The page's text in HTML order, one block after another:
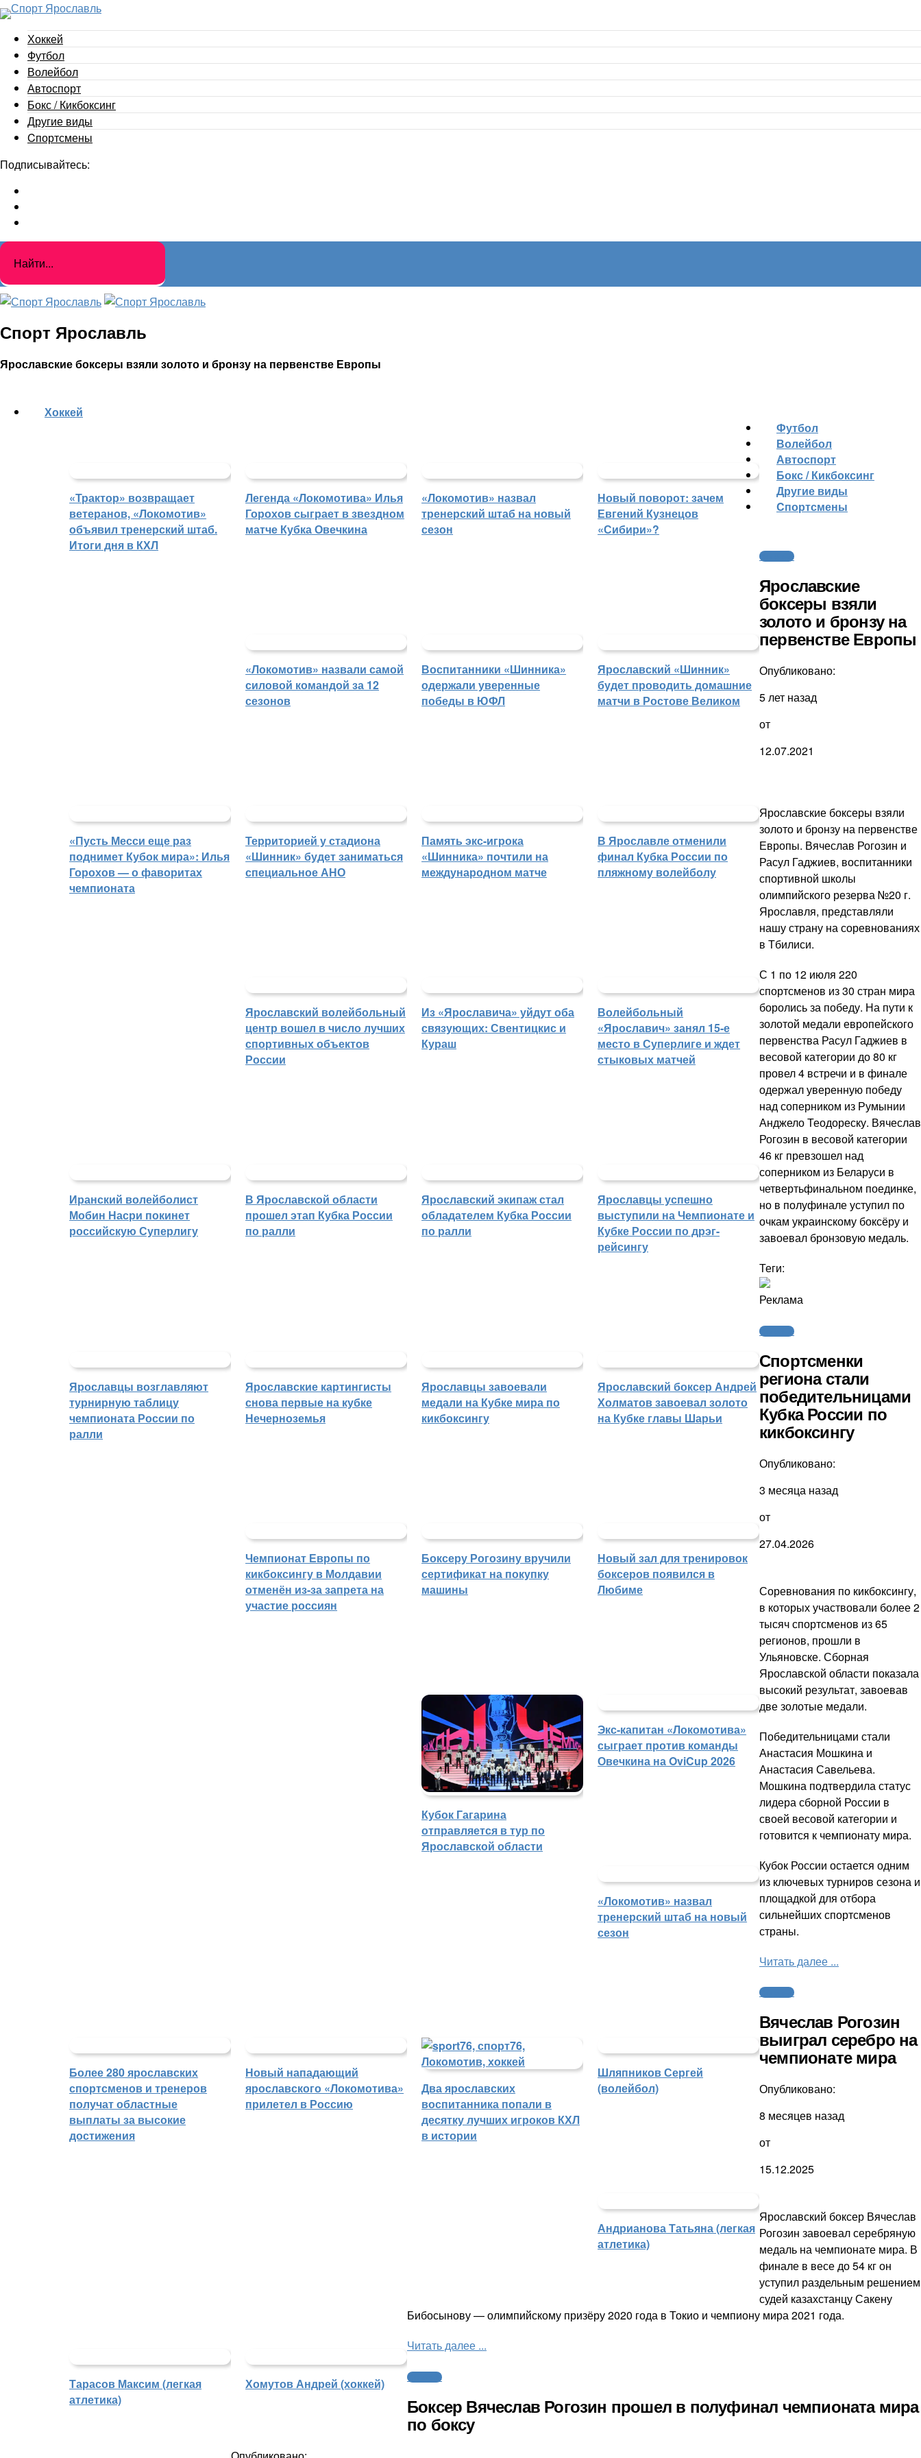
Хоккей
Футбол
Волейбол
Автоспорт
Бокс / Кикбоксинг
Другие виды
Cпортсмены
Подписывайтесь:
Спорт Ярославль
Ярославские боксеры взяли золото и бронзу на первенстве Европы
Хоккей
«Трактор» возвращает
ветеранов, «Локомотив»
объявил тренерский штаб.
Итоги дня в КХЛ
Легенда «Локомотива» Илья
Горохов сыграет в звездном
матче Кубка Овечкина
«Локомотив» назвал
тренерский штаб на новый
сезон
Новый поворот: зачем
Евгений Кузнецов
«Сибири»?
«Локомотив» назвали самой
силовой командой за 12
сезонов
Футбол
Воспитанники «Шинника»
одержали уверенные
победы в ЮФЛ
Ярославский «Шинник»
будет проводить домашние
матчи в Ростове Великом
«Пусть Месси еще раз
поднимет Кубок мира»: Илья
Горохов — о фаворитах
чемпионата
Территорией у стадиона
«Шинник» будет заниматься
специальное АНО
Память экс-игрока
«Шинника» почтили на
международном матче
Волейбол
В Ярославле отменили
финал Кубка России по
пляжному волейболу
Ярославский волейбольный
центр вошел в число лучших
спортивных объектов
России
Из «Ярославича» уйдут оба
связующих: Свентицкис и
Кураш
Волейбольный
«Ярославич» занял 15-е
место в Суперлиге и ждет
стыковых матчей
Иранский волейболист
Мобин Насри покинет
российскую Суперлигу
Автоспорт
В Ярославской области
прошел этап Кубка России
по ралли
Ярославский экипаж стал
обладателем Кубка России
по ралли
Ярославцы успешно
выступили на Чемпионате и
Кубке России по дрэг-
рейсингу
Ярославцы возглавляют
турнирную таблицу
чемпионата России по
ралли
Ярославские картингисты
снова первые на кубке
Нечерноземья
Бокс / Кикбоксинг
Ярославцы завоевали
медали на Кубке мира по
кикбоксингу
Ярославский боксер Андрей
Холматов завоевал золото
на Кубке главы Шарьи
Чемпионат Европы по
кикбоксингу в Молдавии
отменён из-за запрета на
участие россиян
Боксеру Рогозину вручили
сертификат на покупку
машины
Новый зал для тренировок
боксеров появился в
Любиме
Другие виды
Кубок Гагарина
отправляется в тур по
Ярославской области
Экс-капитан «Локомотива»
сыграет против команды
Овечкина на OviCup 2026
«Локомотив» назвал
тренерский штаб на новый
сезон
Более 280 ярославских
спортсменов и тренеров
получат областные
выплаты за высокие
достижения
Новый нападающий
ярославского «Локомотива»
прилетел в Россию
Cпортсмены
Два ярославских
воспитанника попали в
десятку лучших игроков КХЛ
в истории
Шляпников Сергей
(волейбол)
Андрианова Татьяна (легкая
атлетика)
Тарасов Максим (легкая
атлетика)
Хомутов Андрей (хоккей)
Силовые
Ярославские
боксеры взяли
золото и бронзу на
первенстве Европы
Опубликовано:
5 лет назад
от
12.07.2021
Ярославские боксеры взяли
золото и бронзу на первенстве
Европы. Вячеслав Рогозин и
Расул Гаджиев, воспитанники
спортивной школы
олимпийского резерва №20 г.
Ярославля, представляли
нашу страну на соревнованиях
в Тбилиси.
С 1 по 12 июля 220
спортсменов из 30 стран мира
боролись за победу. На пути к
золотой медали европейского
первенства Расул Гаджиев в
весовой категории до 80 кг
провел 4 встречи и в финале
одержал уверенную победу
над соперником из Румынии
Анджело Теодореску. Вячеслав
Рогозин в весовой категории
46 кг превзошел над
соперником из Беларуси в
четвертьфинальном поединке,
но в полуфинале уступил по
очкам украинскому боксёру и
завоевал бронзовую медаль.
Теги:
Реклама
Силовые
Спортсменки
региона стали
победительницами
Кубка России по
кикбоксингу
Опубликовано:
3 месяца назад
от
27.04.2026
Соревнования по кикбоксингу,
в которых участвовали более 2
тысяч спортсменов из 65
регионов, прошли в
Ульяновске. Сборная
Ярославской области показала
высокий результат, завоевав
две золотые медали.
Победительницами стали
Анастасия Мошкина и
Анастасия Савельева.
Мошкина подтвердила статус
лидера сборной России в
своей весовой категории и
готовится к чемпионату мира.
Кубок России остается одним
из ключевых турниров сезона и
площадкой для отбора
сильнейших спортсменов
страны.
Читать далее ...
Силовые
Вячеслав Рогозин
выиграл серебро на
чемпионате мира
Опубликовано:
8 месяцев назад
от
15.12.2025
Ярославский боксер Вячеслав
Рогозин завоевал серебряную
медаль на чемпионате мира. В
финале в весе до 54 кг он
уступил раздельным решением
судей казахстанцу Сакену
Бибосынову — олимпийскому призёру 2020 года в Токио и чемпиону мира 2021 года.
Читать далее ...
Силовые
Боксер Вячеслав Рогозин прошел в полуфинал чемпионата мира
по боксу